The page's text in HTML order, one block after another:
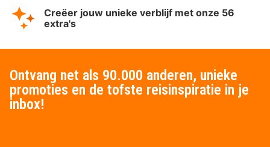
Creëer jouw unieke verblijf met onze 56
extra's
Ontvang net als 90.000 anderen, unieke
promoties en de tofste reisinspiratie in je
inbox!